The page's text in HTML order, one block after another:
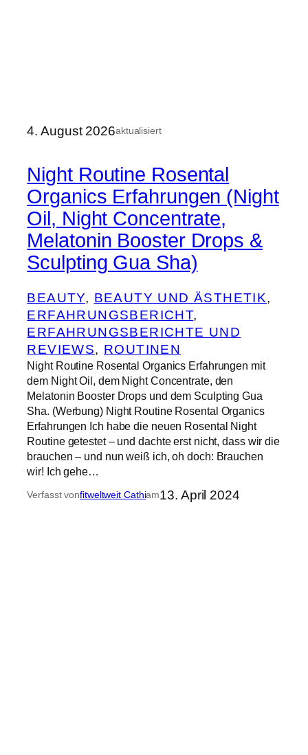
4. August 2026aktualisiert
Night Routine Rosental
Organics Erfahrungen (Night
Oil, Night Concentrate,
Melatonin Booster Drops &
Sculpting Gua Sha)
BEAUTY, BEAUTY UND ÄSTHETIK
ERFAHRUNGSBERICHT
ERFAHRUNGSBERICHTE UND
REVIEWS, ROUTINEN
Night Routine Rosental Organics Erfahrungen mit
dem Night Oil, dem Night Concentrate, den
Melatonin Booster Drops und dem Sculpting Gua
Sha. (Werbung) Night Routine Rosental Organics
Erfahrungen Ich habe die neuen Rosental Night
Routine getestet – und dachte erst nicht, dass wir die
brauchen – und nun weiß ich, oh doch: Brauchen
wir! Ich gehe…
Verfasst vonfitweltweit Cathiam13. April 2024